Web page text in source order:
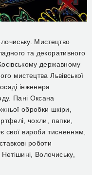
Мистецтво
та декоративного
державному
мистецтва Львівської
інженера
Пані Оксана
обробки шкіри,
чохли, папки,
свої вироби тисненням,
роботи
Волочиську,